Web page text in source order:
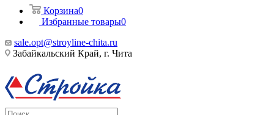
Корзина0
Избранные товары0
sale.opt@stroyline-chita.ru
Забайкальский Край, г. Чита